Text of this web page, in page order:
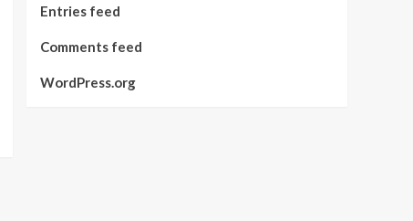
Entries feed
Comments feed
WordPress.org